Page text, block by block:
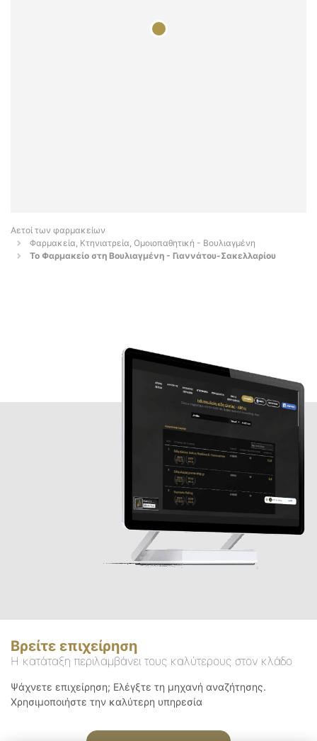
Αετοί των φαρμακείων
Φαρμακεία, Κτηνιατρεία, Ομοιοπαθητική - Βουλιαγμένη
Το Φαρμακείο στη Βουλιαγμένη - Γιαννάτου-Σακελλαρίου
Βρείτε επιχείρηση
Η κατάταξη περιλαμβάνει τους καλύτερους στον κλάδο
Ψάχνετε επιχείρηση; Ελέγξτε τη μηχανή αναζήτησης.
Χρησιμοποιήστε την καλύτερη υπηρεσία